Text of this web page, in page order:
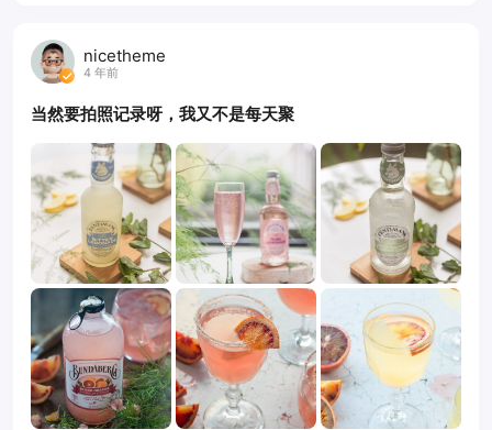
nicetheme
4 年前
当然要拍照记录呀，我又不是每天聚